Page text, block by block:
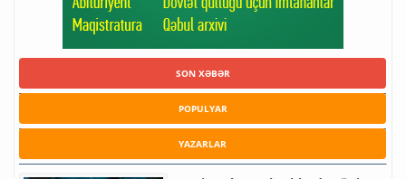
SON XƏBƏR
POPULYAR
YAZARLAR